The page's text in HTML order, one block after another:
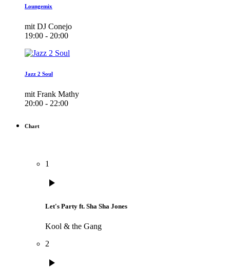
Loungemix
mit DJ Conejo
19:00 - 20:00
Jazz 2 Soul
mit Frank Mathy
20:00 - 22:00
Chart
1
play_arrow
Let's Party ft. Sha Sha Jones
Kool & the Gang
2
play_arrow